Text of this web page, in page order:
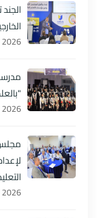
2026
2026
2026